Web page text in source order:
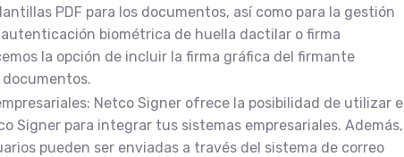
PDF para los documentos, así como para la gestión
biométrica de huella dactilar o firma
la opción de incluir la firma gráfica del firmante
documentos.
Netco Signer ofrece la posibilidad de utilizar el
Signer para integrar tus sistemas empresariales. Además,
pueden ser enviadas a través del sistema de correo